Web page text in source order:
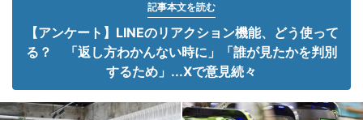
記事本文を読む
【アンケート】LINEのリアクション機能、どう使って
る？ 「返し方わかんない時に」「誰が見たかを判別
するため」...Xで意見続々